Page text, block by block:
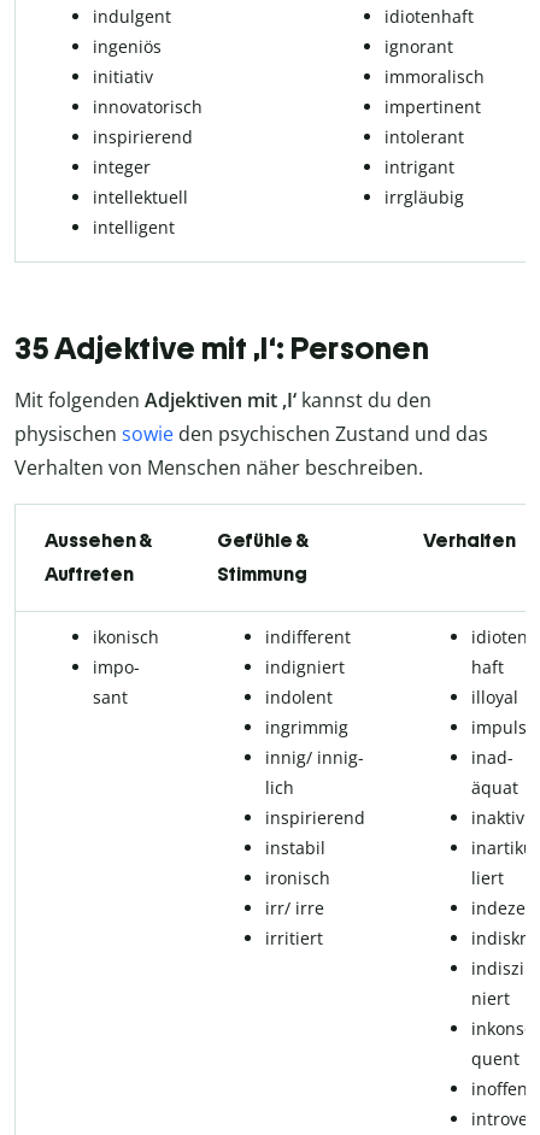
in­dul­gent
ingeniös
initiativ
in­no­va­to­risch
inspirierend
integer
in­tel­lek­tu­ell
intelligent
idi­o­ten­haft
ignorant
im­mo­ra­lisch
im­per­ti­nent
in­to­le­rant
in­t­ri­gant
irr­gläu­big
35 Adjektive mit ,I‘: Personen
Mit folgenden Adjektiven mit ,I‘ kannst du den
physischen sowie den psychischen Zustand und das
Verhalten von Menschen näher beschreiben.
Aussehen &
Auftreten
Gefühle &
Stimmung
Verhalten
ikonisch
im­po­
sant
in­dif­fe­rent
indigniert
in­do­lent
in­grim­mig
in­nig/ in­nig­
lich
inspirierend
in­sta­bil
iro­nisch
irr/ irre
irritiert
idi­o­ten­
haft
il­lo­y­al
im­pul­siv
in­ad­
äquat
inaktiv
in­ar­ti­ku­
liert
niert
in­kon­se­
quent
in­t­ro­ver­